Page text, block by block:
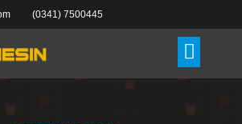
(0341) 7500445